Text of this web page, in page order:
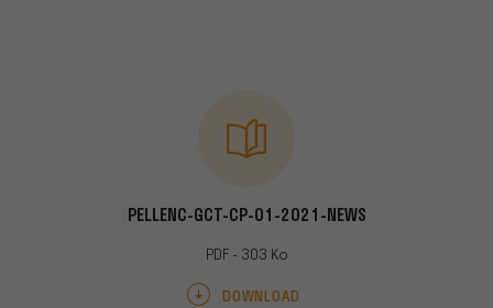
PELLENC-GCT-CP-01-2021-NEWS
PDF - 303 Ko
DOWNLOAD